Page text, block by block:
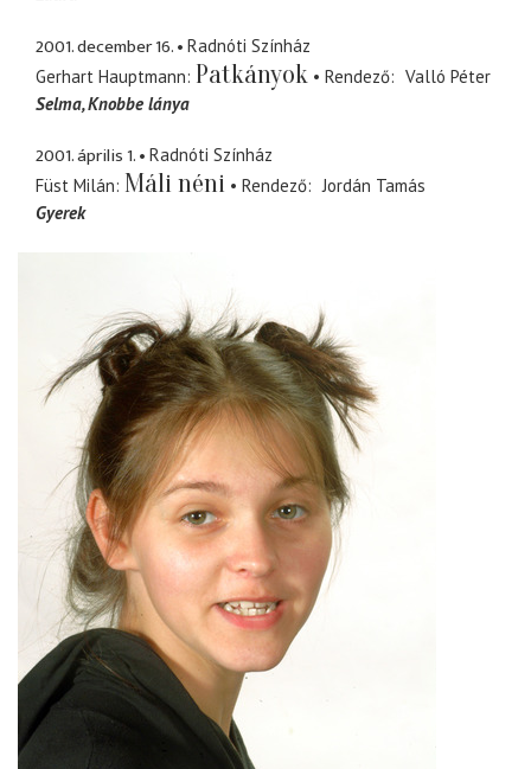
2001. december 16.
Radnóti Színház
Gerhart Hauptmann Patkányok Rendező
Valló Péter
Selma Knobbe lánya
2001. április 1.
Radnóti Színház
Füst Milán Máli néni Rendező
Jordán Tamás
Gyerek